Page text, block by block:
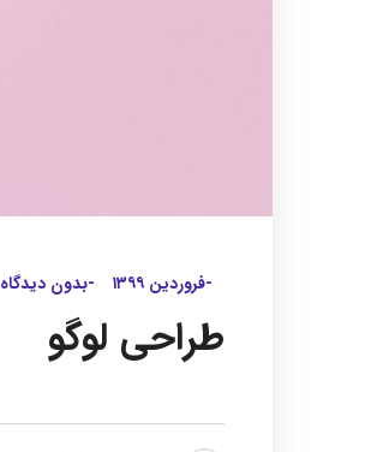
-فروردین ۱۳۹۹ -بدون دیدگاه
طراحی لوگو